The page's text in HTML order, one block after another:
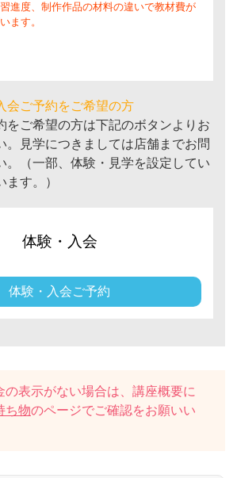
進度、制作作品の材料の違いで教材費が
ます。
会ご予約をご希望の方
をご希望の方は下記のボタンよりお
。見学につきましては店舗までお問
。（一部、体験・見学を設定してい
す。）
体験・入会
体験・入会ご予約
の表示がない場合は、講座概要に
ち物のページでご確認をお願いい